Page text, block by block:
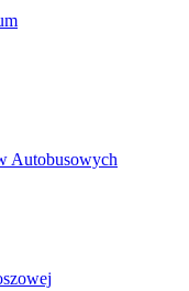
Autobusowych